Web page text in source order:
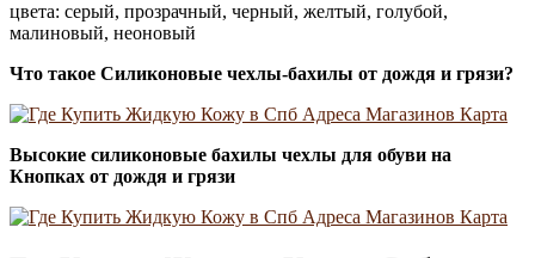
цвета: серый, прозрачный, черный, желтый, голубой,
малиновый, неоновый
Что такое Силиконовые чехлы-бахилы от дождя и грязи?
Высокие силиконовые бахилы чехлы для обуви на
Кнопках от дождя и грязи